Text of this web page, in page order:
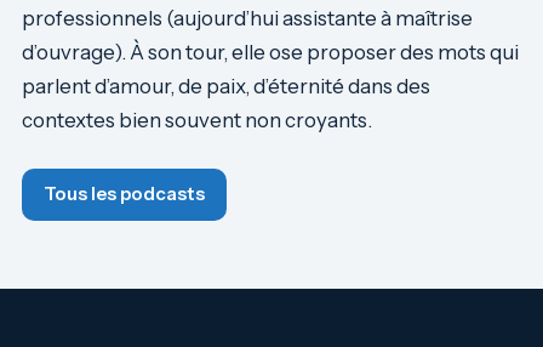
professionnels (aujourd’hui assistante à maîtrise
d’ouvrage). À son tour, elle ose proposer des mots qui
parlent d’amour, de paix, d’éternité dans des
contextes bien souvent non croyants.
Tous les podcasts